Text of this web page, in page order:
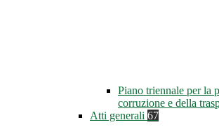
Piano triennale per la
corruzione e della
Atti generali 67